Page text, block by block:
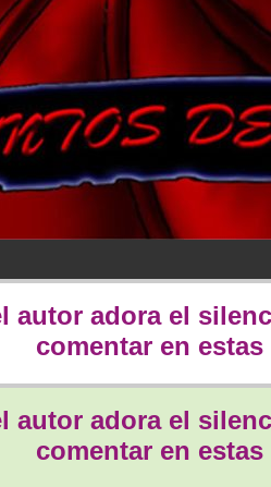
autor adora el
comentar en
autor adora el
comentar en